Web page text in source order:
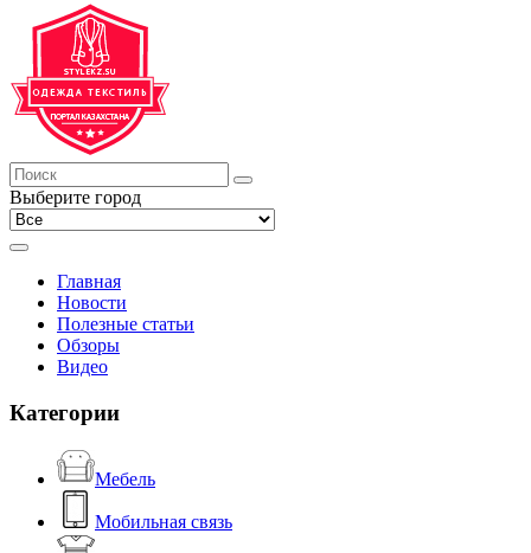
Выберите город
Главная
Новости
Полезные статьи
Обзоры
Видео
Категории
Мебель
Мобильная связь